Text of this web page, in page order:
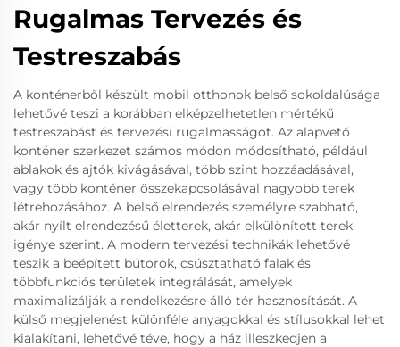
Rugalmas Tervezés és
Testreszabás
A konténerből készült mobil otthonok belső sokoldalúsága
lehetővé teszi a korábban elképzelhetetlen mértékű
testreszabást és tervezési rugalmasságot. Az alapvető
konténer szerkezet számos módon módosítható, például
ablakok és ajtók kivágásával, több szint hozzáadásával,
vagy több konténer összekapcsolásával nagyobb terek
létrehozásához. A belső elrendezés személyre szabható,
akár nyílt elrendezésű életterek, akár elkülönített terek
igénye szerint. A modern tervezési technikák lehetővé
teszik a beépített bútorok, csúsztatható falak és
többfunkciós területek integrálását, amelyek
maximalizálják a rendelkezésre álló tér hasznosítását. A
külső megjelenést különféle anyagokkal és stílusokkal lehet
kialakítani, lehetővé téve, hogy a ház illeszkedjen a